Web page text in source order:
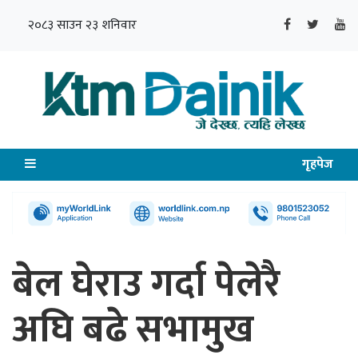
२०८३ साउन २३ शनिवार
गृहपेज
बेल घेराउ गर्दा पेलेरै
अघि बढे सभामुख